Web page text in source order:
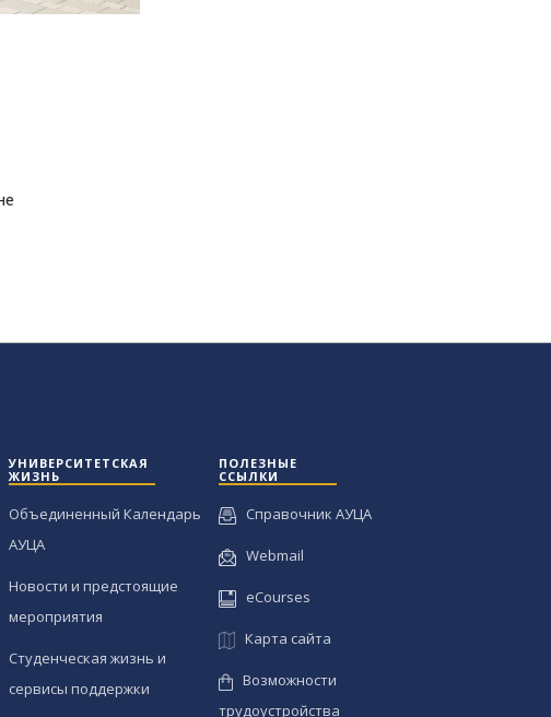
УНИВЕРСИТЕТСКАЯ
ЖИЗНЬ
Объединенный Календарь
АУЦА
Новости и предстоящие
мероприятия
Студенческая жизнь и
сервисы поддержки
ПОЛЕЗНЫЕ
ССЫЛКИ
Справочник АУЦА
Webmail
eCourses
Карта сайта
Возможности
трудоустройства